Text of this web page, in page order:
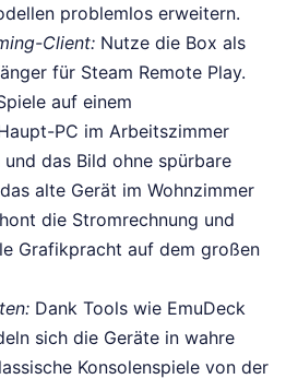
problemlos erweitern.
Client: Nutze die Box als
für Steam Remote Play.
auf einem
PC im Arbeitszimmer
und das Bild ohne spürbare
alte Gerät im Wohnzimmer
die Stromrechnung und
Grafikpracht auf dem großen
Dank Tools wie EmuDeck
sich die Geräte in wahre
Konsolenspiele von der